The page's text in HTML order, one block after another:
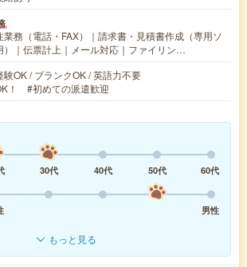
業務（電話・FAX）｜請求書・見積書作成（専用ソ
）｜伝票計上｜メール対応｜ファイリン…
験OK / ブランクOK / 英語力不要
！ #初めての派遣歓迎
30代 40代 50代
60代
男性
もっと見る